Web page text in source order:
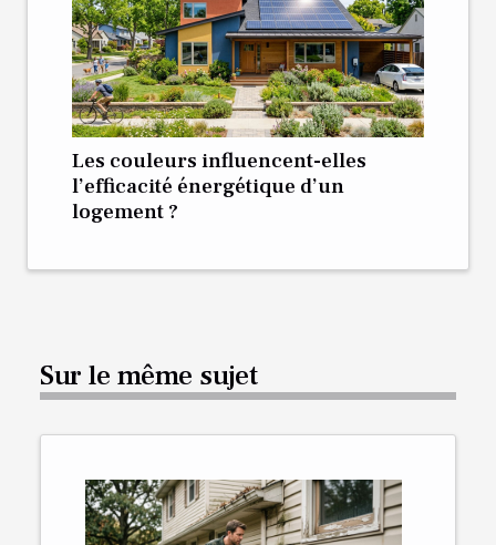
Les couleurs influencent-elles
l’efficacité énergétique d’un
logement ?
Sur le même sujet